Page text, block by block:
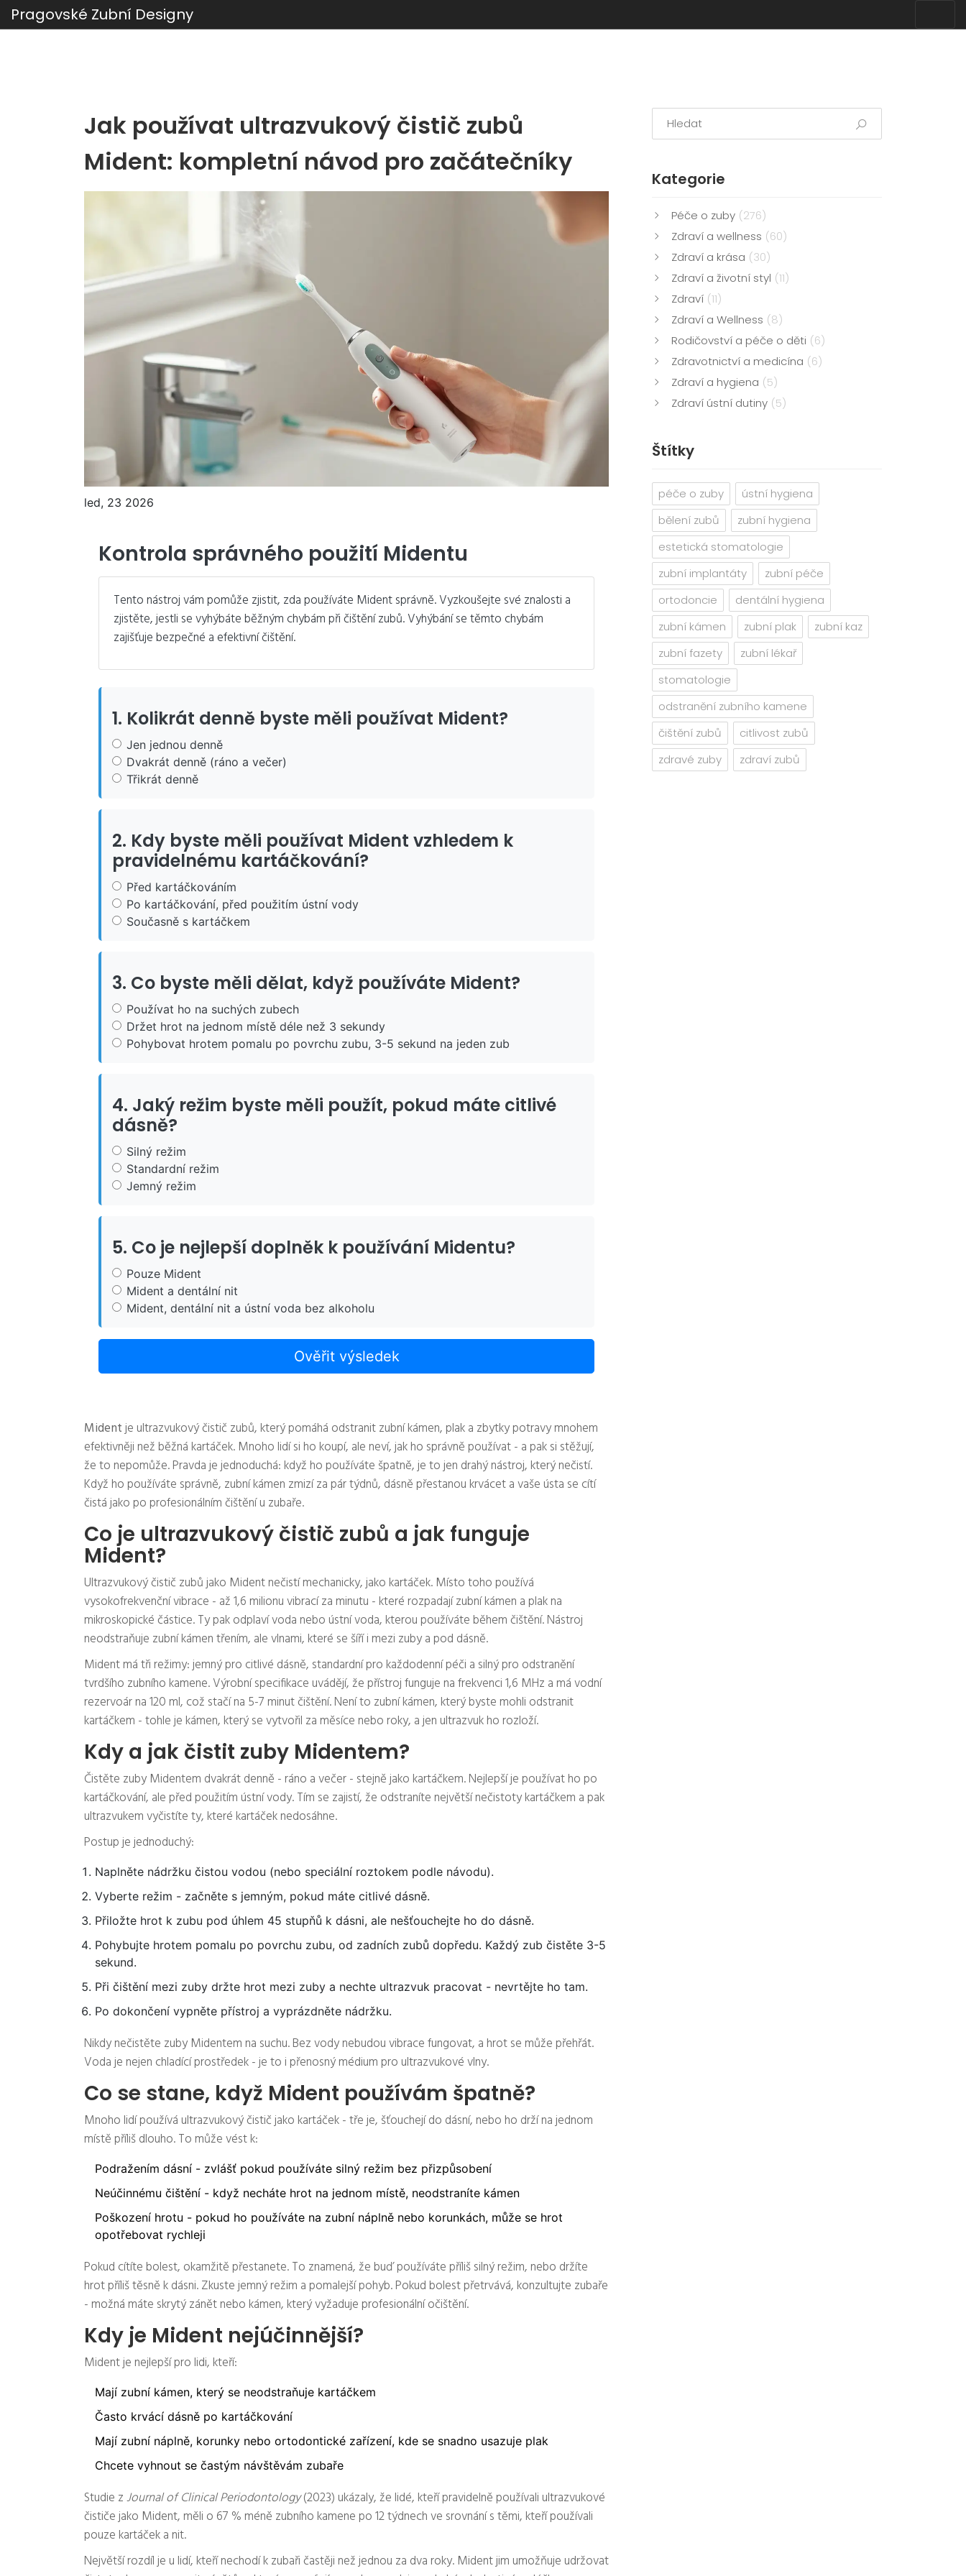
Pragovské Zubní Designy
Jak používat ultrazvukový čistič zubů
Mident: kompletní návod pro začátečníky
led, 23 2026
Kontrola správného použití Midentu
Tento nástroj vám pomůže zjistit, zda používáte Mident správně. Vyzkoušejte své znalosti a
zjistěte, jestli se vyhýbáte běžným chybám při čištění zubů. Vyhýbání se těmto chybám
zajišťuje bezpečné a efektivní čištění.
1. Kolikrát denně byste měli používat Mident?
Jen jednou denně
Dvakrát denně (ráno a večer)
Třikrát denně
2. Kdy byste měli používat Mident vzhledem k
pravidelnému kartáčkování?
Před kartáčkováním
Po kartáčkování, před použitím ústní vody
Současně s kartáčkem
3. Co byste měli dělat, když používáte Mident?
Používat ho na suchých zubech
Držet hrot na jednom místě déle než 3 sekundy
Pohybovat hrotem pomalu po povrchu zubu, 3-5 sekund na jeden zub
4. Jaký režim byste měli použít, pokud máte citlivé
dásně?
Silný režim
Standardní režim
Jemný režim
5. Co je nejlepší doplněk k používání Midentu?
Pouze Mident
Mident a dentální nit
Mident, dentální nit a ústní voda bez alkoholu
Ověřit výsledek
Midentje ultrazvukový čistič zubů, který pomáhá odstranit zubní kámen, plak a zbytky potravy mnohem
efektivněji než běžná kartáček. Mnoho lidí si ho koupí, ale neví, jak ho správně používat - a pak si stěžují,
že to nepomůže. Pravda je jednoduchá: když ho používáte špatně, je to jen drahý nástroj, který nečistí.
Když ho používáte správně, zubní kámen zmizí za pár týdnů, dásně přestanou krvácet a vaše ústa se cítí
čistá jako po profesionálním čištění u zubaře.
Co je ultrazvukový čistič zubů a jak funguje
Mident?
Ultrazvukový čistič zubů jako Mident nečistí mechanicky, jako kartáček. Místo toho používá
vysokofrekvenční vibrace - až 1,6 milionu vibrací za minutu - které rozpadají zubní kámen a plak na
mikroskopické částice. Ty pak odplaví voda nebo ústní voda, kterou používáte během čištění. Nástroj
neodstraňuje zubní kámen třením, ale vlnami, které se šíří i mezi zuby a pod dásně.
Mident má tři režimy: jemný pro citlivé dásně, standardní pro každodenní péči a silný pro odstranění
tvrdšího zubního kamene. Výrobní specifikace uvádějí, že přístroj funguje na frekvenci 1,6 MHz a má vodní
rezervoár na 120 ml, což stačí na 5-7 minut čištění. Není to zubní kámen, který byste mohli odstranit
kartáčkem - tohle je kámen, který se vytvořil za měsíce nebo roky, a jen ultrazvuk ho rozloží.
Kdy a jak čistit zuby Midentem?
Čistěte zuby Midentem dvakrát denně - ráno a večer - stejně jako kartáčkem. Nejlepší je používat ho po
kartáčkování, ale před použitím ústní vody. Tím se zajistí, že odstraníte největší nečistoty kartáčkem a pak
ultrazvukem vyčistíte ty, které kartáček nedosáhne.
Postup je jednoduchý:
Naplněte nádržku čistou vodou (nebo speciální roztokem podle návodu).
Vyberte režim - začněte s jemným, pokud máte citlivé dásně.
Přiložte hrot k zubu pod úhlem 45 stupňů k dásni, ale nešťouchejte ho do dásně.
Pohybujte hrotem pomalu po povrchu zubu, od zadních zubů dopředu. Každý zub čistěte 3-5
sekund.
Při čištění mezi zuby držte hrot mezi zuby a nechte ultrazvuk pracovat - nevrtějte ho tam.
Po dokončení vypněte přístroj a vyprázdněte nádržku.
Nikdy nečistěte zuby Midentem na suchu. Bez vody nebudou vibrace fungovat, a hrot se může přehřát.
Voda je nejen chladící prostředek - je to i přenosný médium pro ultrazvukové vlny.
Co se stane, když Mident používám špatně?
Mnoho lidí používá ultrazvukový čistič jako kartáček - tře je, šťouchejí do dásní, nebo ho drží na jednom
místě příliš dlouho. To může vést k:
Podražením dásní - zvlášť pokud používáte silný režim bez přizpůsobení
Neúčinnému čištění - když necháte hrot na jednom místě, neodstraníte kámen
Poškození hrotu - pokud ho používáte na zubní náplně nebo korunkách, může se hrot
opotřebovat rychleji
Pokud cítíte bolest, okamžitě přestanete. To znamená, že buď používáte příliš silný režim, nebo držíte
hrot příliš těsně k dásni. Zkuste jemný režim a pomalejší pohyb. Pokud bolest přetrvává, konzultujte zubaře
- možná máte skrytý zánět nebo kámen, který vyžaduje profesionální očištění.
Kdy je Mident nejúčinnější?
Mident je nejlepší pro lidi, kteří:
Mají zubní kámen, který se neodstraňuje kartáčkem
Často krvácí dásně po kartáčkování
Mají zubní náplně, korunky nebo ortodontické zařízení, kde se snadno usazuje plak
Chcete vyhnout se častým návštěvám zubaře
Studie zJournal of Clinical Periodontology(2023) ukázaly, že lidé, kteří pravidelně používali ultrazvukové
čističe jako Mident, měli o 67 % méně zubního kamene po 12 týdnech ve srovnání s těmi, kteří používali
pouze kartáček a nit.
Největší rozdíl je u lidí, kteří nechodí k zubaři častěji než jednou za dva roky. Mident jim umožňuje udržovat
Kategorie
Péče o zuby (276)
Zdraví a wellness (60)
Zdraví a krása (30)
Zdraví a životní styl (11)
Zdraví (11)
Zdraví a Wellness (8)
Rodičovství a péče o děti (6)
Zdravotnictví a medicína (6)
Zdraví a hygiena (5)
Zdraví ústní dutiny (5)
Štítky
péče o zuby
ústní hygiena
bělení zubů
zubní hygiena
estetická stomatologie
zubní implantáty
zubní péče
ortodoncie
dentální hygiena
zubní kámen
zubní plak
zubní kaz
zubní fazety
zubní lékař
stomatologie
odstranění zubního kamene
čištění zubů
citlivost zubů
zdravé zuby
zdraví zubů